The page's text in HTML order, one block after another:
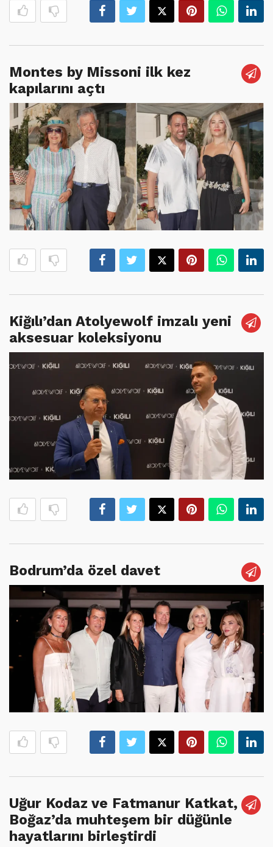
Montes by Missoni ilk kez
kapılarını açtı
Kiğılı’dan Atolyewolf imzalı yeni
aksesuar koleksiyonu
Bodrum’da özel davet
Uğur Kodaz ve Fatmanur Katkat,
Boğaz’da muhteşem bir düğünle
hayatlarını birleştirdi